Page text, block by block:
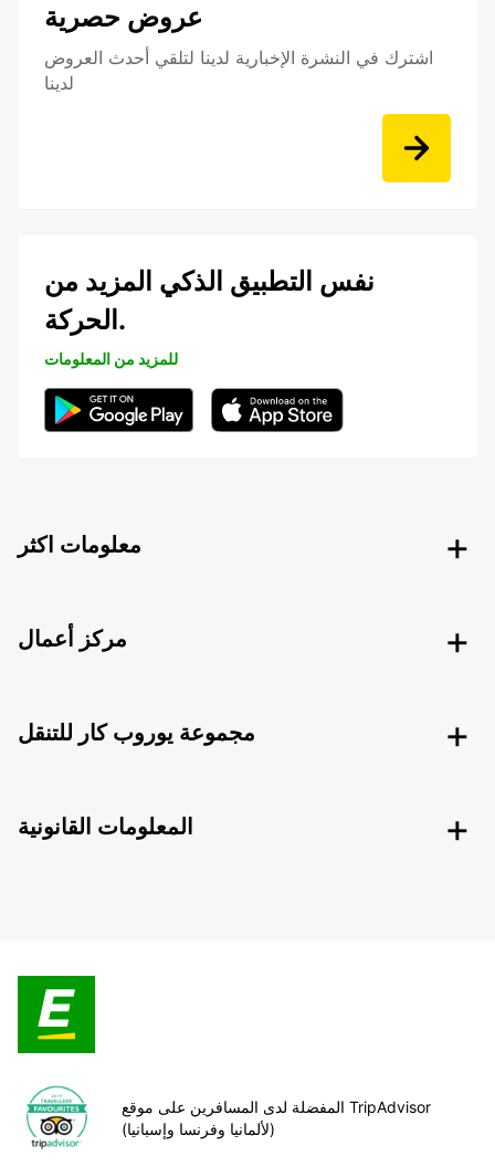
عروض حصرية
اشترك في النشرة الإخبارية لدينا لتلقي أحدث العروض
لدينا
نفس التطبيق الذكي المزيد من
الحركة.
للمزيد من المعلومات
معلومات اكثر
مركز أعمال
مجموعة يوروب كار للتنقل
المعلومات القانونية
المفضلة لدى المسافرين على موقع TripAdvisor
(لألمانيا وفرنسا وإسبانيا)